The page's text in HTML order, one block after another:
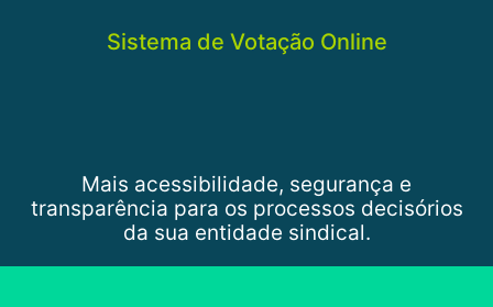
Sistema de Votação Online
Mais acessibilidade, segurança e
transparência para os processos decisórios
da sua entidade sindical.